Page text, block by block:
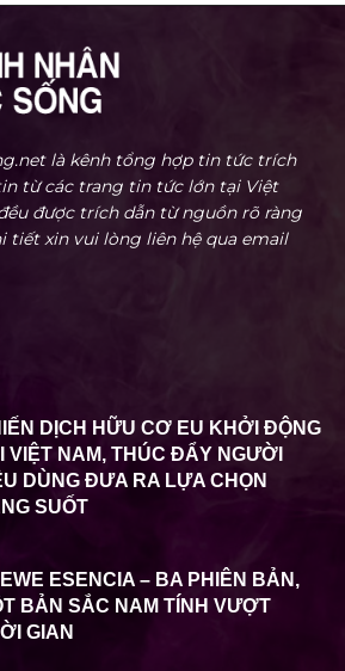
là kênh tổng hợp tin tức trích
từ các trang tin tức lớn tại Việt
được trích dẫn từ nguồn rõ ràng
tiết xin vui lòng liên hệ qua email
DỊCH HỮU CƠ EU KHỞI ĐỘNG
VIỆT NAM, THÚC ĐẨY NGƯỜI
DÙNG ĐƯA RA LỰA CHỌN
SUỐT
ESENCIA – BA PHIÊN BẢN,
BẢN SẮC NAM TÍNH VƯỢT
GIAN